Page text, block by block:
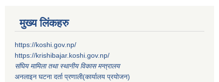
मुख्य लिंकहरु
https://koshi.gov.np/
https://krishibajar.koshi.gov.np/
संघिय मामिला तथा स्थानीय विकास मन्त्रालय
अनलाइन घटना दर्ता प्रणाली(कार्यालय प्रयोजन)